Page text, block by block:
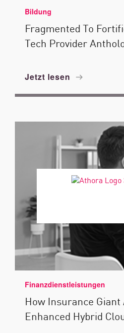
Bildung
Fragmented To
Tech Provider
Jetzt lesen
Finanzdienstleistungen
How Insurance
Enhanced Hybrid